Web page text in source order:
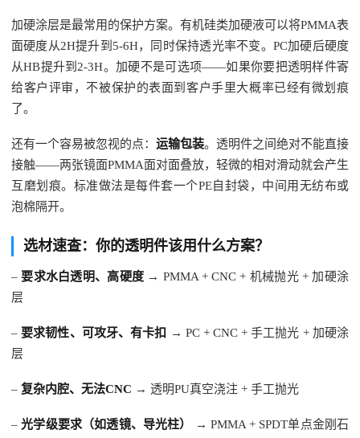
加硬涂层是最常用的保护方案。有机硅类加硬液可以将PMMA表
面硬度从2H提升到5-6H，同时保持透光率不变。PC加硬后硬度
从HB提升到2-3H。加硬不是可选项——如果你要把透明样件寄
给客户评审，不被保护的表面到客户手里大概率已经有微划痕
了。
还有一个容易被忽视的点： 运输包装。透明件之间绝对不能直接
接触——两张镜面PMMA面对面叠放，轻微的相对滑动就会产生
互磨划痕。标准做法是每件套一个PE自封袋，中间用无纺布或
泡棉隔开。
选材速查：你的透明件该用什么方案？
–要求水白透明、高硬度 → PMMA + CNC + 机械抛光 + 加硬涂
层
–要求韧性、可攻牙、有卡扣
→ PC + CNC + 手工抛光 + 加硬涂
层
– 复杂内腔、无法CNC → 透明PU真空浇注 + 手工抛光
–光学级要求（如透镜、导光柱）
→ PMMA + SPDT单点金刚石